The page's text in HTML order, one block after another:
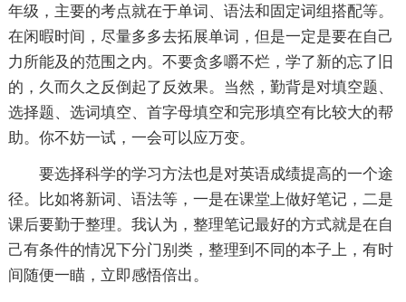
年级，主要的考点就在于单词、语法和固定词组搭配等。
在闲暇时间，尽量多多去拓展单词，但是一定是要在自己
力所能及的范围之内。不要贪多嚼不烂，学了新的忘了旧
的，久而久之反倒起了反效果。当然，勤背是对填空题、
选择题、选词填空、首字母填空和完形填空有比较大的帮
助。你不妨一试，一会可以应万变。
要选择科学的学习方法也是对英语成绩提高的一个途
径。比如将新词、语法等，一是在课堂上做好笔记，二是
课后要勤于整理。我认为，整理笔记最好的方式就是在自
己有条件的情况下分门别类，整理到不同的本子上，有时
间随便一瞄，立即感悟倍出。